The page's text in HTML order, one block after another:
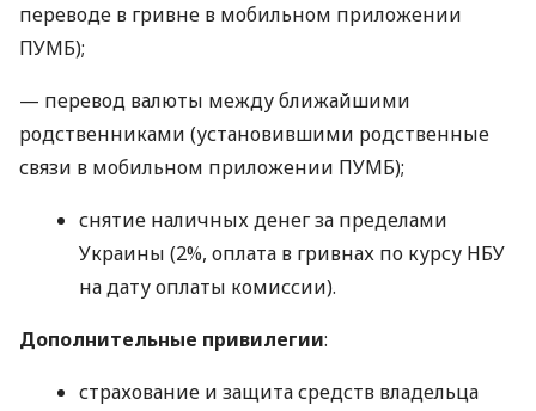
переводе в гривне в мобильном приложении
ПУМБ);
— перевод валюты между ближайшими
родственниками (установившими родственные
связи в мобильном приложении ПУМБ);
снятие наличных денег за пределами
Украины (2%, оплата в гривнах по курсу НБУ
на дату оплаты комиссии).
Дополнительные привилегии:
страхование и защита средств владельца